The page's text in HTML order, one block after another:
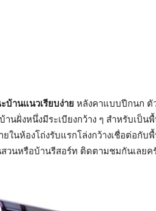
บ้านแนวเรียบง่าย หลังคาแบบปีกนก ตั
นฝั่งหนึ่งมีระเบียงกว้าง ๆ สำหรับเป็
ในห้องโถ่งรับแรกโล่งกว้างเชื่อต่อกับ
สวนหรือบ้านรีสอร์ท ติดตามชมกันเลยค